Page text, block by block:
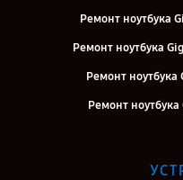
Ремонт ноутбука
Ремонт ноутбука
Ремонт
Ремонт
Ремонт